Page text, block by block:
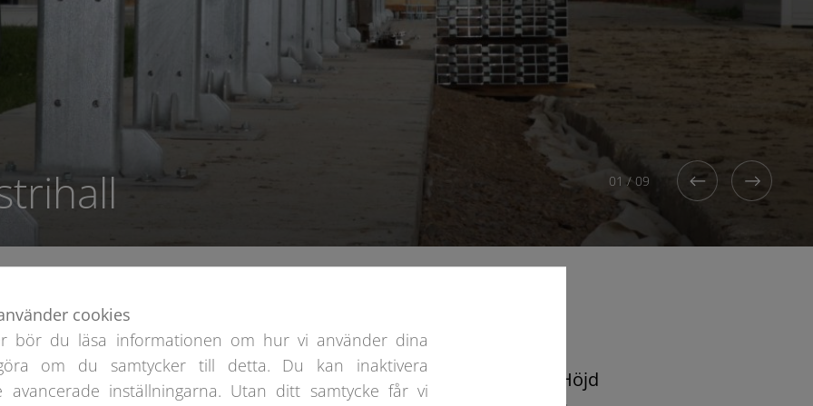
01 / 09
Längd
Bredd
Höjd
cookies
bör du läsa informationen om hur vi använder dina
om du samtycker till detta. Du kan inaktivera
avancerade inställningarna. Utan ditt samtycke får vi